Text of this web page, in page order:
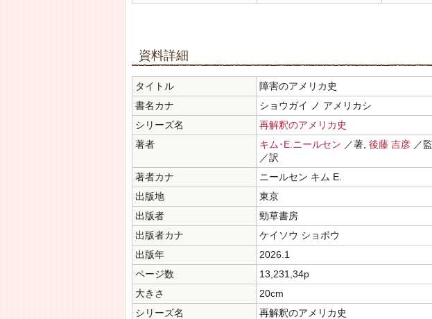
資料詳細
タイトル
障害のアメリカ史
書名カナ
ショウガイ ノ アメリカシ
シリーズ名
再解釈のアメリカ史
著者
キム･E.ニールセン ／著, 後藤 吉彦 ／
／訳
著者カナ
ニールセン キム E.
出版地
東京
出版者
勁草書房
出版者カナ
ケイソウ ショボウ
出版年
2026.1
ページ数
13,231,34p
大きさ
20cm
シリーズ名
再解釈のアメリカ史